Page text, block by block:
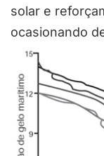
solar e
ocasionando